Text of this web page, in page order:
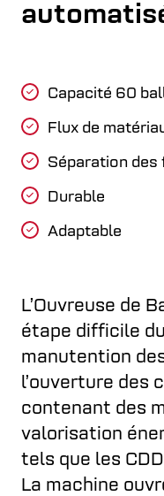
Capacité 60
Flux de
Séparation des
Durable
Adaptable
L’Ouvreuse de
étape difficile
manutention
l’ouverture des
contenant des
valorisation
tels que les
La machine